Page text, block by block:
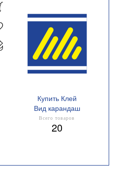
Купить Клей
Вид карандаш
Всего товаров
20